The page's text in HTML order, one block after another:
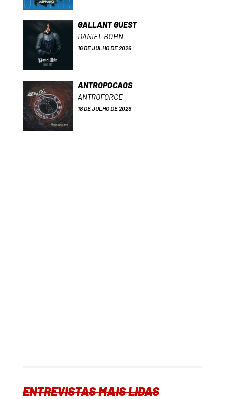
GALLANT GUEST
DANIEL BOHN
16 DE JULHO DE 2026
ANTROPOCAOS
ANTROFORCE
18 DE JULHO DE 2026
ENTREVISTAS MAIS LIDAS